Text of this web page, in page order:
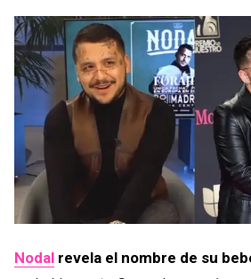
Nodal revela el nombre de su